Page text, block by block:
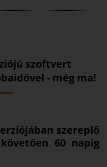
szoftvert
- még ma!
szereplő
60 napig